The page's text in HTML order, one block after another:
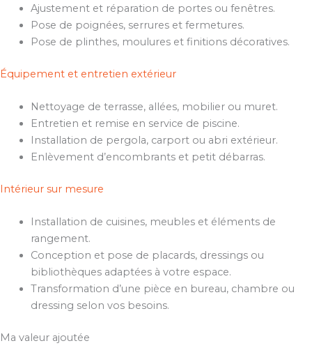
Ajustement et réparation de portes ou fenêtres.
Pose de poignées, serrures et fermetures.
Pose de plinthes, moulures et finitions décoratives.
Équipement et entretien extérieur
Nettoyage de terrasse, allées, mobilier ou muret.
Entretien et remise en service de piscine.
Installation de pergola, carport ou abri extérieur.
Enlèvement d’encombrants et petit débarras.
Intérieur sur mesure
Installation de cuisines, meubles et éléments de
rangement.
Conception et pose de placards, dressings ou
bibliothèques adaptées à votre espace.
Transformation d’une pièce en bureau, chambre ou
dressing selon vos besoins.
Ma valeur ajoutée